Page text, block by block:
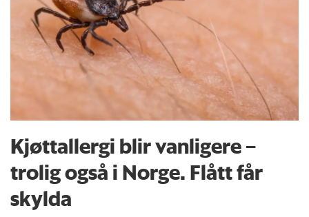
Kjøttallergi blir vanligere –
trolig også i Norge. Flått får
skylda